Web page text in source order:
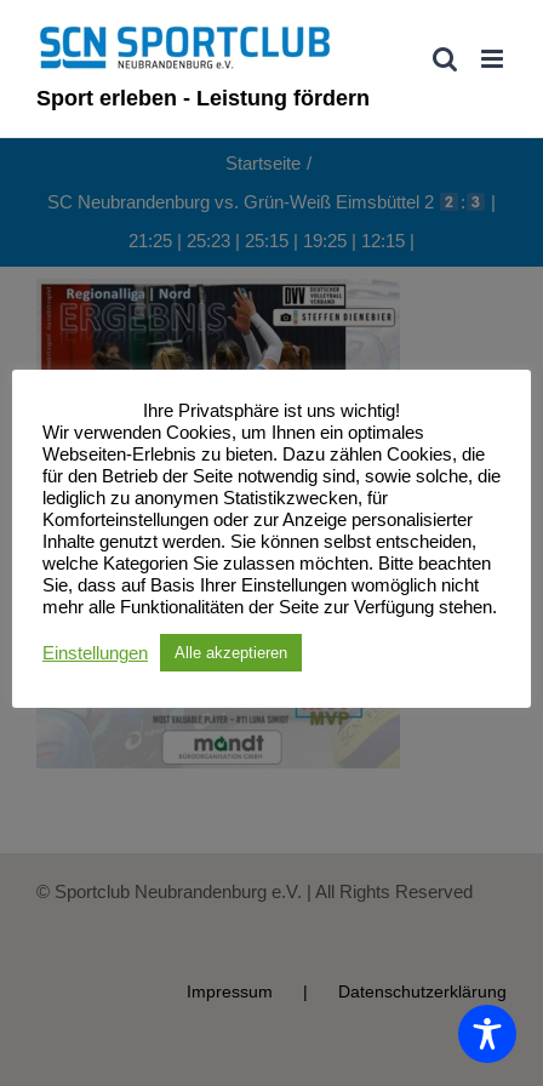
Inhalt
springenSport erleben - Leistung fördern
Startseite
SC Neubrandenburg vs. Grün-Weiß Eimsbüttel 2
:
|
21:25 | 25:23 | 25:15 | 19:25 | 12:15 |
© Sportclub Neubrandenburg e.V. | All Rights Reserved
Impressum Datenschutzerklärung
Ihre Privatsphäre ist uns wichtig!
Wir verwenden Cookies, um Ihnen ein optimales
Webseiten-Erlebnis zu bieten. Dazu zählen Cookies, die
für den Betrieb der Seite notwendig sind, sowie solche, die
lediglich zu anonymen Statistikzwecken, für
Komforteinstellungen oder zur Anzeige personalisierter
Inhalte genutzt werden. Sie können selbst entscheiden,
welche Kategorien Sie zulassen möchten. Bitte beachten
Sie, dass auf Basis Ihrer Einstellungen womöglich nicht
mehr alle Funktionalitäten der Seite zur Verfügung stehen.
Einstellungen Alle akzeptieren